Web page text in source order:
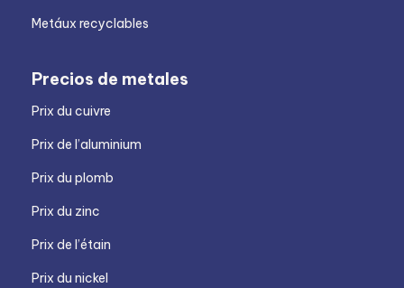
Metáux recyclables
Precios de metales
Prix du cuivre
Prix de l’aluminium
Prix du plomb
Prix du zinc
Prix de l’étain
Prix du nickel